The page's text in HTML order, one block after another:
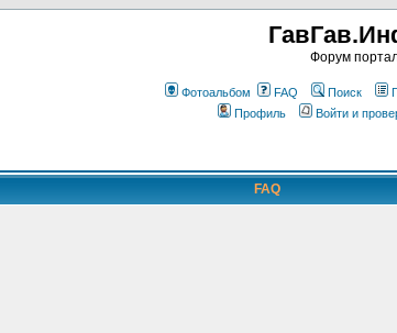
Форум
Фотоальбом FAQ Поиск
Профиль
Войти и
FAQ